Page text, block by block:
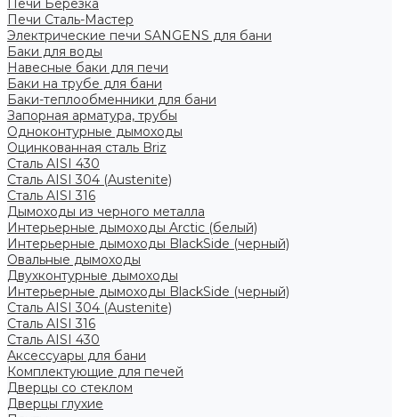
Печи Берёзка
Печи Сталь-Мастер
Электрические печи SANGENS для бани
Баки для воды
Навесные баки для печи
Баки на трубе для бани
Баки-теплообменники для бани
Запорная арматура, трубы
Одноконтурные дымоходы
Оцинкованная сталь Briz
Сталь AISI 430
Сталь AISI 304 (Austenite)
Сталь AISI 316
Дымоходы из черного металла
Интерьерные дымоходы Arctic (белый)
Интерьерные дымоходы BlackSide (черный)
Овальные дымоходы
Двухконтурные дымоходы
Интерьерные дымоходы BlackSide (черный)
Сталь AISI 304 (Austenite)
Сталь AISI 316
Сталь AISI 430
Аксессуары для бани
Комплектующие для печей
Дверцы со стеклом
Дверцы глухие